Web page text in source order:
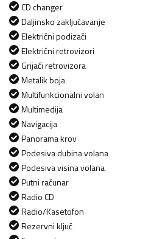
CD changer
Daljinsko zaključavanje
Električni podizači
Električni retrovizori
Grijači retrovizora
Metalik boja
Multifunkcionalni volan
Multimedija
Navigacija
Panorama krov
Podesiva dubina volana
Podesiva visina volana
Putni računar
Radio CD
Radio/Kasetofon
Rezervni ključ